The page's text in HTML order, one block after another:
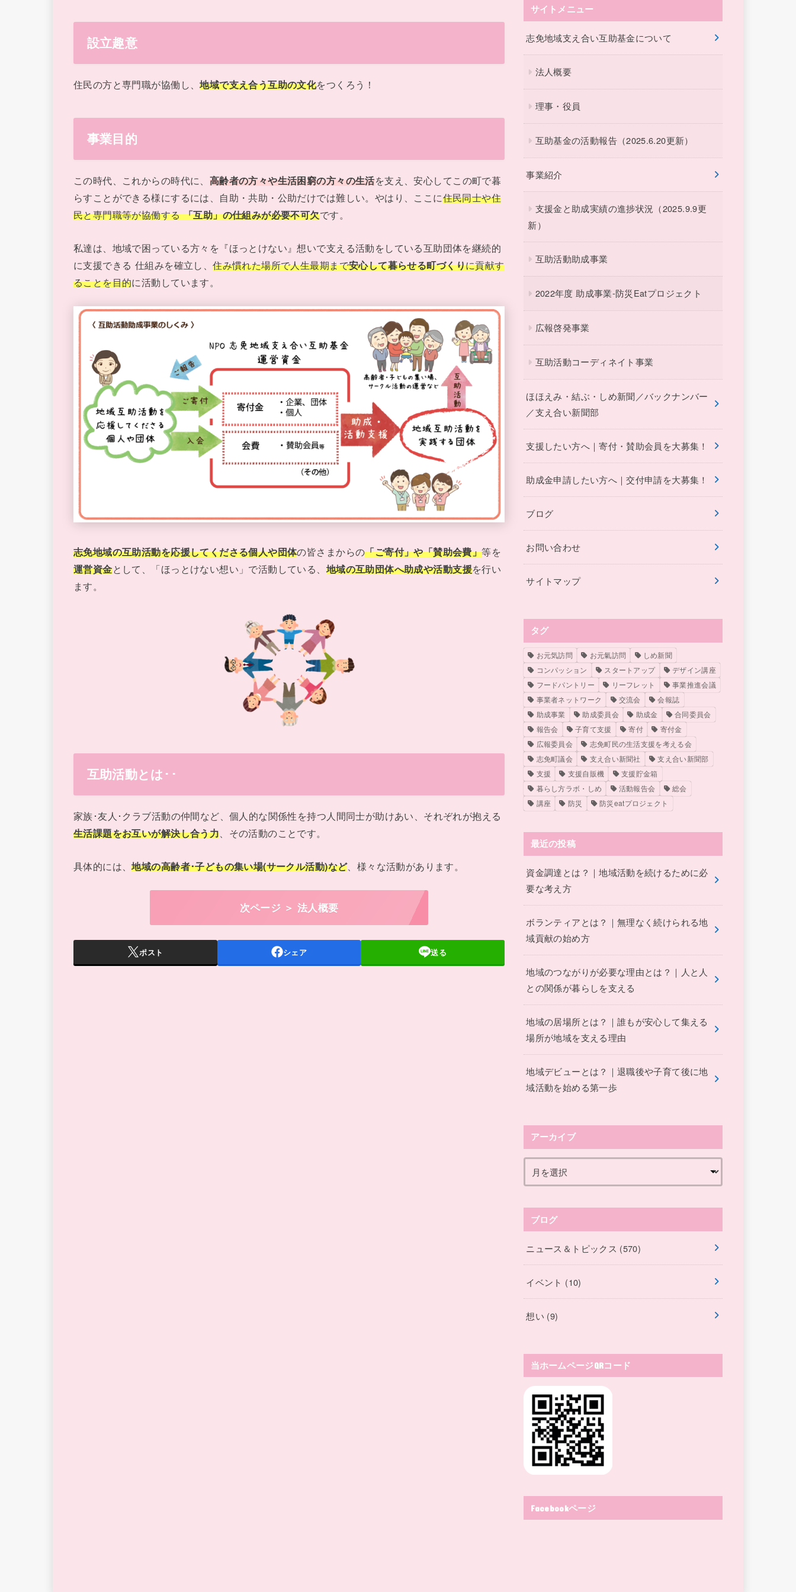
設立趣意
住民の方と専門職が協働し、地域で支え合う互助の文化をつくろう！
事業目的
この時代、これからの時代に、 高齢者の方々や生活困窮の方々の生活を支え、安心してこの町で暮
らすことができる様にするには、自助・共助・公助だけでは難しい。やはり、ここに住民同士や住
民と専門職等が協働する「互助」の仕組みが必要不可欠です。
私達は、地域で困っている方々を『ほっとけない』想いで支える活動をしている互助団体を継続的
に支援できる 仕組みを確立し、住み慣れた場所で人生最期まで安心して暮らせる町づくりに貢献す
ることを目的に活動しています。
志免地域の互助活動を応援してくださる個人や団体の皆さまからの「ご寄付」や「賛助会費」等を
運営資金として、「ほっとけない想い」で活動している、 地域の互助団体へ助成や活動支援を行い
ます。
互助活動とは･･
家族･友人･クラブ活動の仲間など、個人的な関係性を持つ人間同士が助けあい、それぞれが抱える
生活課題をお互いが解決し合う力、その活動のことです。
具体的には、地域の高齢者･子どもの集い場(サークル活動)など、様々な活動があります。
次ページ ＞ 法人概要
ポスト シェア 送る
サイトメニュー
志免地域支え合い互助基金について
法人概要
理事・役員
互助基金の活動報告（2025.6.20更新）
事業紹介
支援金と助成実績の進捗状況（2025.9.9更
新）
互助活動助成事業
2022年度 助成事業-防災Eatプロジェクト
広報啓発事業
互助活動コーディネイト事業
ほほえみ・結ぶ・しめ新聞／バックナンバー
／支え合い新聞部
支援したい方へ｜寄付・賛助会員を大募集！
助成金申請したい方へ｜交付申請を大募集！
ブログ
お問い合わせ
サイトマップ
タグ
お元気訪問 お元氣訪問
しめ新聞
コンパッション
スタートアップ
デザイン講座
フードパントリー
リーフレット
事業推進会議
事業者ネットワーク
交流会
会報誌
助成事業
助成委員会 助成金
合同委員会
報告会
子育て支援 寄付
寄付金
広報委員会
志免町民の生活支援を考える会
志免町議会
支え合い新聞社
支え合い新聞部
支援
支援自販機
支援貯金箱
暮らし方ラボ・しめ
活動報告会
総会
講座
防災 防災eatプロジェクト
最近の投稿
資金調達とは？｜地域活動を続けるために必
要な考え方
ボランティアとは？｜無理なく続けられる地
域貢献の始め方
地域のつながりが必要な理由とは？｜人と人
との関係が暮らしを支える
地域の居場所とは？｜誰もが安心して集える
場所が地域を支える理由
地域デビューとは？｜退職後や子育て後に地
域活動を始める第一歩
アーカイブ
ブログ
ニュース＆トピックス (570)
イベント (10)
想い (9)
当ホームページQRコード
Facebookページ